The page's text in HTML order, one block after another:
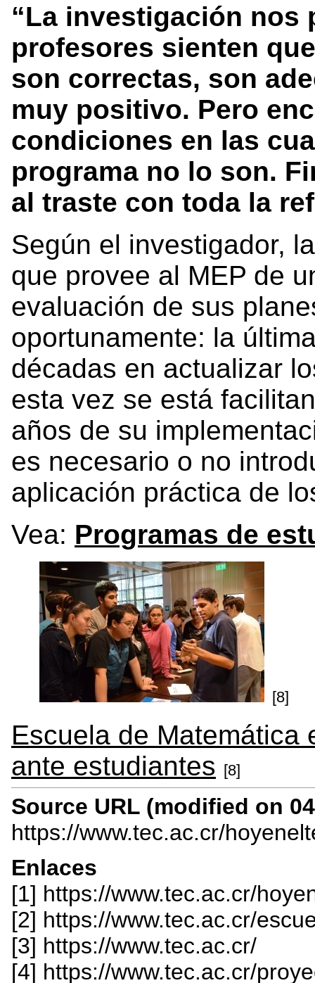
“La investigación nos
profesores sienten
son correctas, son
muy positivo. Pero
condiciones en las
programa no lo son.
al traste con toda la
Según el investigador,
que provee al MEP de
evaluación de sus
oportunamente: la
décadas en actualizar
esta vez se está
años de su
es necesario o no
aplicación práctica de
Vea: Programas de
[8]
Escuela de Matemática
ante estudiantes [8]
Source URL (modified on
https://www.tec.ac.cr/
Enlaces
[1] https://www.tec.ac.cr/
[2] https://www.tec.ac.cr/
[3] https://www.tec.ac.cr/
[4] https://www.tec.ac.cr/